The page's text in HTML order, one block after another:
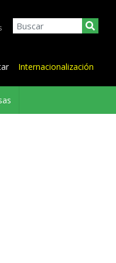
Internacionalización